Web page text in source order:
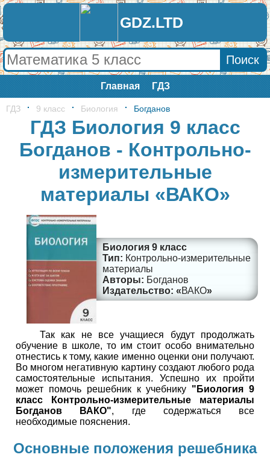
GDZ.LTD
Главная ГДЗ
ГДЗ 9 класс Биология Богданов
ГДЗ Биология 9 класс
Богданов - Контрольно-
измерительные
материалы «ВАКО»
Биология 9 класс
Контрольно-измерительные
материалы
Богданов
ВАКО
Так как не все учащиеся будут продолжать
обучение в школе, то им стоит особо внимательно
отнестись к тому, какие именно оценки они получают.
Во многом негативную картину создают любого рода
самостоятельные испытания. Успешно их пройти
может помочь решебник к учебнику "Биология 9
класс Контрольно-измерительные материалы
Богданов ВАКО", где содержаться все
необходимые пояснения.
Основные положения решебника